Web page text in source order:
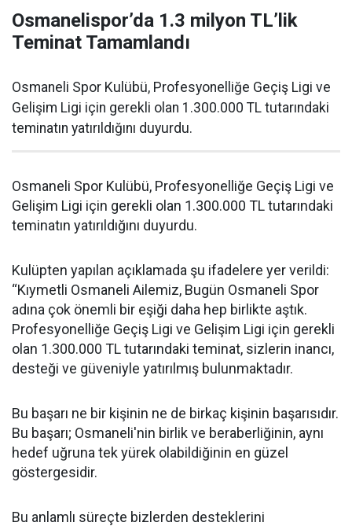
Osmanelispor’da 1.3 milyon TL’lik
Teminat Tamamlandı
Osmaneli Spor Kulübü, Profesyonelliğe Geçiş Ligi ve
Gelişim Ligi için gerekli olan 1.300.000 TL tutarındaki
teminatın yatırıldığını duyurdu.
Osmaneli Spor Kulübü, Profesyonelliğe Geçiş Ligi ve
Gelişim Ligi için gerekli olan 1.300.000 TL tutarındaki
teminatın yatırıldığını duyurdu.
Kulüpten yapılan açıklamada şu ifadelere yer verildi:
“Kıymetli Osmaneli Ailemiz, Bugün Osmaneli Spor
adına çok önemli bir eşiği daha hep birlikte aştık.
Profesyonelliğe Geçiş Ligi ve Gelişim Ligi için gerekli
olan 1.300.000 TL tutarındaki teminat, sizlerin inancı,
desteği ve güveniyle yatırılmış bulunmaktadır.
Bu başarı ne bir kişinin ne de birkaç kişinin başarısıdır.
Bu başarı; Osmaneli'nin birlik ve beraberliğinin, aynı
hedef uğruna tek yürek olabildiğinin en güzel
göstergesidir.
Bu anlamlı süreçte bizlerden desteklerini